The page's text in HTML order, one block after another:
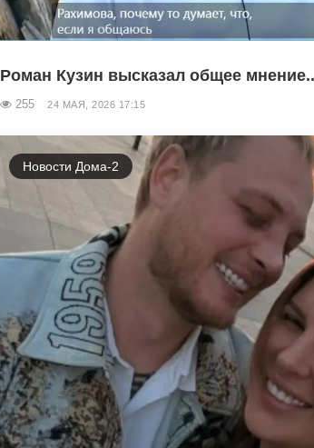
Роман Кузин высказал общее
255 24 МАЯ, 2026 17:15
Новости Дома-2